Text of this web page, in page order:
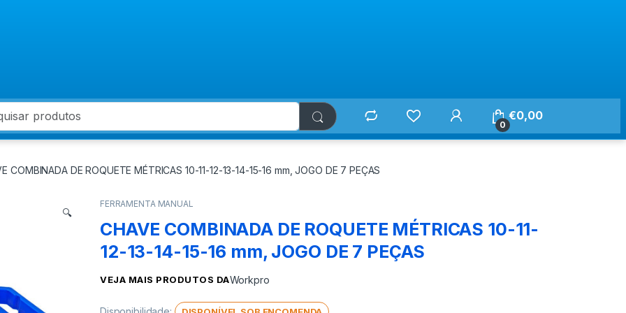
for:
0
€0,00
COMBINADA DE ROQUETE MÉTRICAS 10-11-12-13-14-15-16 mm, JOGO DE 7 PEÇAS
🔍
FERRAMENTA MANUAL
CHAVE COMBINADA DE ROQUETE MÉTRICAS 10-11-
12-13-14-15-16 mm, JOGO DE 7 PEÇAS
VEJA MAIS PRODUTOS DAWorkpro